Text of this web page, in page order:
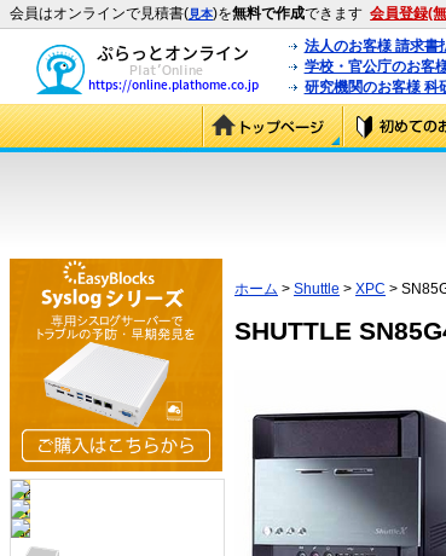
会員はオンラインで見積書(見本)を無料で作成できます 会員登録(
法人のお客様 請求書
学校・官公庁のお客
研究機関のお客様 科
ホーム > Shuttle > XPC >
SHUTTLE